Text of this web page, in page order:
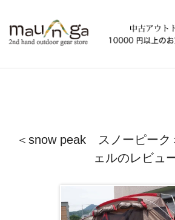
＜snow peak スノーピー
ェルのレビュ